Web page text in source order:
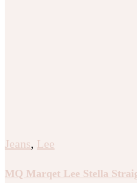
Jeans, Lee
MQ Marqet Lee Stella